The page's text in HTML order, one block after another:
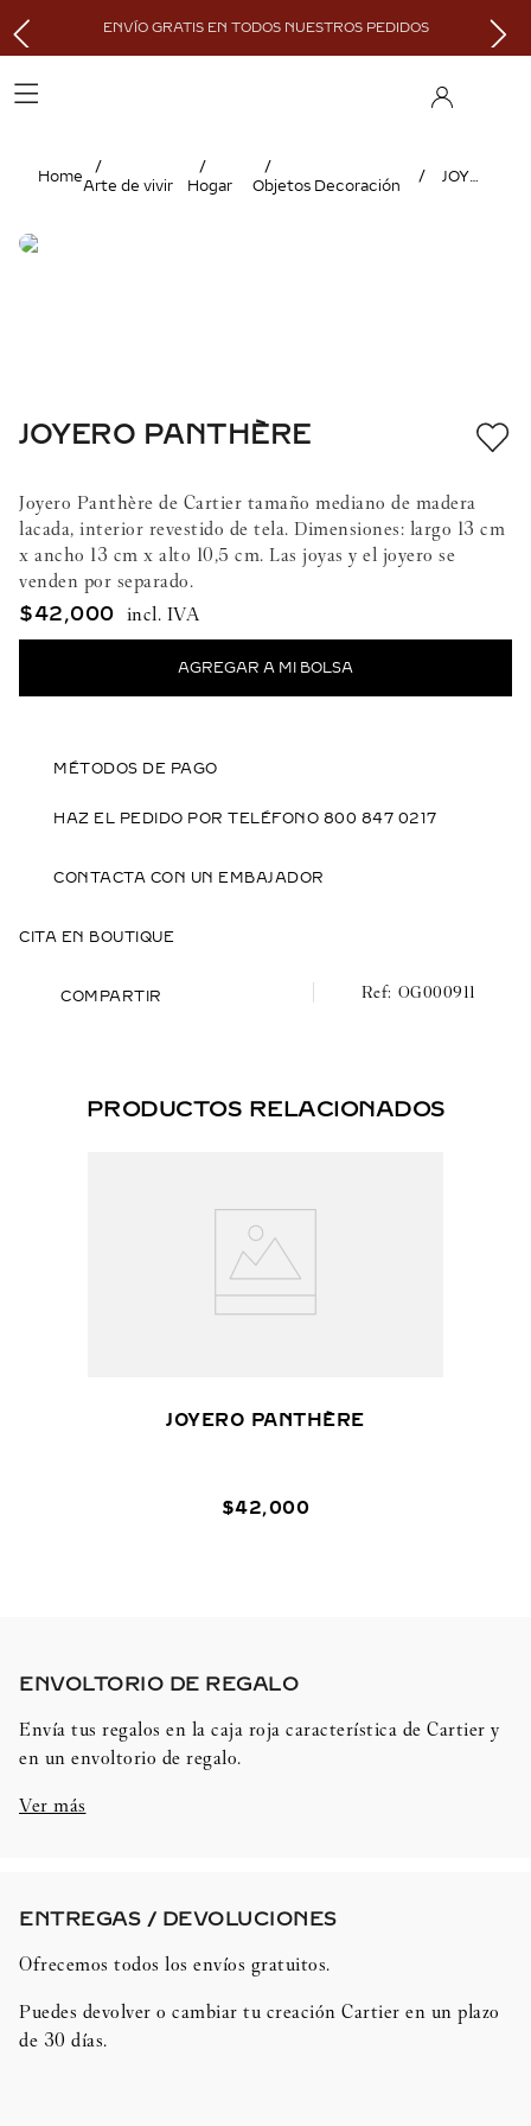
ENVÍO GRATIS EN TODOS NUESTROS PEDIDOS
Arte de vivir Hogar Objetos Decoración
JOYERO PANTHÈRE
JOYERO PANTHÈRE
Joyero Panthère de Cartier tamaño mediano de madera
lacada, interior revestido de tela. Dimensiones: largo 13 cm
x ancho 13 cm x alto 10,5 cm. Las joyas y el joyero se
venden por separado.
$42,000
MÉTODOS DE PAGO
HAZ EL PEDIDO POR TELÉFONO 800 847 0217
CONTACTA CON UN EMBAJADOR
CITA EN BOUTIQUE
COMPARTIR OG000911
PRODUCTOS RELACIONADOS
JOYERO PANTHÈRE
$42,000
ENVOLTORIO DE REGALO​
Envía tus regalos en la caja roja característica de Cartier y
en un envoltorio de regalo.
Ver más
ENTREGAS / DEVOLUCIONES​
Ofrecemos todos los envíos gratuitos.
Puedes devolver o cambiar tu creación Cartier en un plazo
de 30 días.​